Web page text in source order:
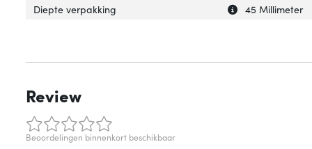
Uitleg over
Verberg uitleg
Diepte verpakking 45 Millimeter
Review
Beoordelingen binnenkort beschikbaar